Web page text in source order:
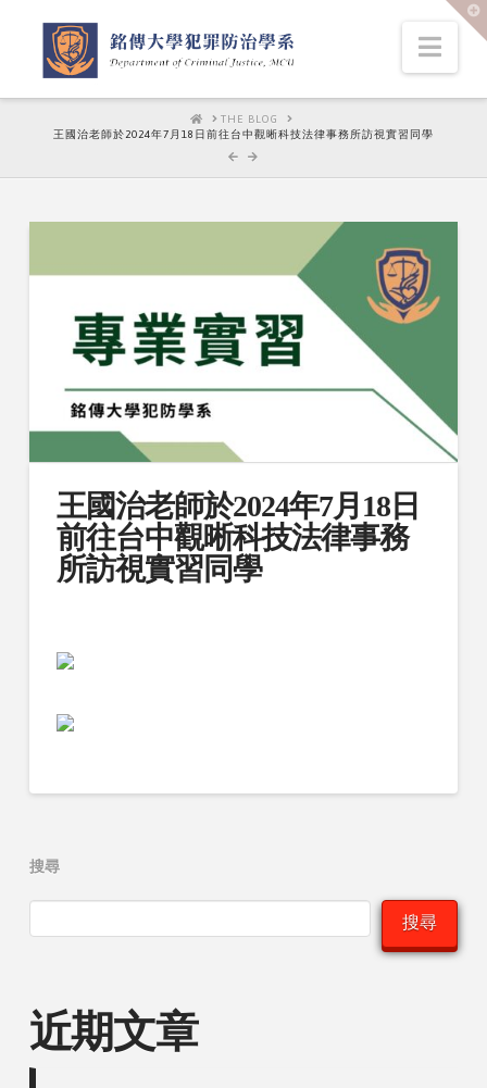
HOME
THE BLOG
王國治老師於2024年7月18日前往台中觀晰科技法律事務所訪視實習同學
王國治老師於2024年7月18日
前往台中觀晰科技法律事務
所訪視實習同學
搜尋
搜尋
近期文章